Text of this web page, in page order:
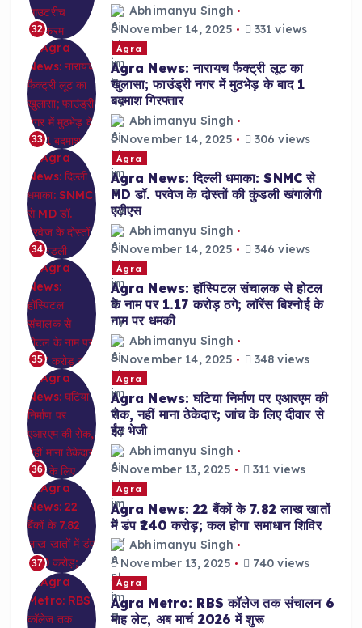
32
Abhimanyu Singh
November 14, 2025
331 views
33
Agra
Agra News: नारायच फैक्ट्री लूट का
खुलासा; फाउंड्री नगर में मुठभेड़ के बाद 1
बदमाश गिरफ्तार
Abhimanyu Singh
November 14, 2025
306 views
34
Agra
Agra News: दिल्ली धमाका: SNMC से
MD डॉ. परवेज के दोस्तों की कुंडली खंगालेगी
एटीएस
Abhimanyu Singh
November 14, 2025
346 views
35
Agra
Agra News: हॉस्पिटल संचालक से होटल
के नाम पर 1.17 करोड़ ठगे; लॉरेंस बिश्नोई के
नाम पर धमकी
Abhimanyu Singh
November 14, 2025
348 views
36
Agra
Agra News: घटिया निर्माण पर एआरएम की
रोक, नहीं माना ठेकेदार; जांच के लिए दीवार से
ईंट भेजी
Abhimanyu Singh
November 13, 2025
311 views
37
Agra
Agra News: 22 बैंकों के 7.82 लाख खातों
में डंप ₹240 करोड़; कल होगा समाधान शिविर
Abhimanyu Singh
November 13, 2025
740 views
Agra
Agra Metro: RBS कॉलेज तक संचालन 6
माह लेट, अब मार्च 2026 में शुरू